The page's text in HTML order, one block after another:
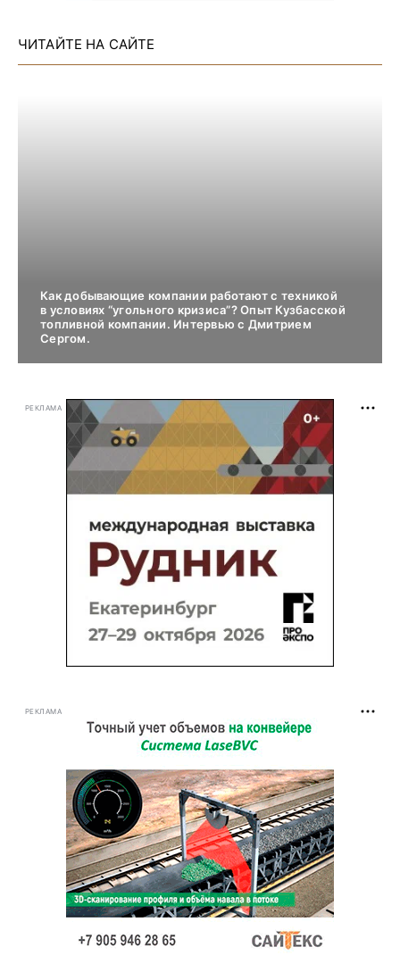
ЧИТАЙТЕ НА САЙТЕ
Как добывающие компании работают с техникой
в условиях “угольного кризиса”? Опыт Кузбасской
топливной компании. Интервью с Дмитрием
Сергом.
РЕКЛАМА
РЕКЛАМА